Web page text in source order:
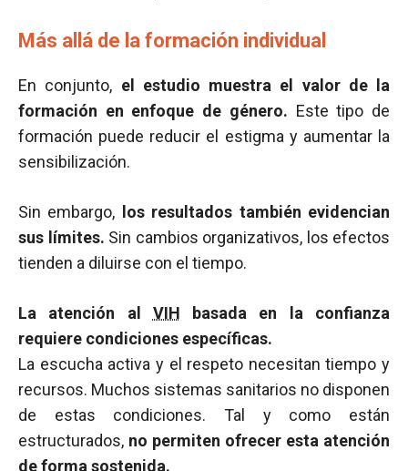
Más allá de la formación individual
En conjunto, el estudio muestra el valor de la
formación en enfoque de género. Este tipo de
formación puede reducir el estigma y aumentar la
sensibilización.
Sin embargo,
los resultados también evidencian
sus límites. Sin cambios organizativos, los efectos
tienden a diluirse con el tiempo.
La atención al VIH basada en la confianza
requiere condiciones específicas.
La escucha activa y el respeto necesitan tiempo y
recursos. Muchos sistemas sanitarios no disponen
de estas condiciones. Tal y como están
estructurados, no permiten ofrecer esta atención
de forma sostenida.